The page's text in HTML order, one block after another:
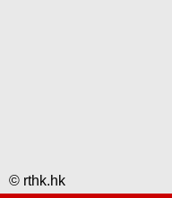
© rthk.hk